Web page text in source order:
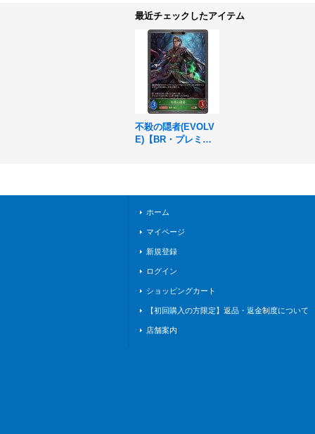
最近チェックしたアイテム
不殺の隠者(EVOLV
E)【BR・プレミア
ホーム
マイページ
新規登録
ログイン
ショッピングカート
【初回購入の方限定】返品・返金制度について
店舗案内